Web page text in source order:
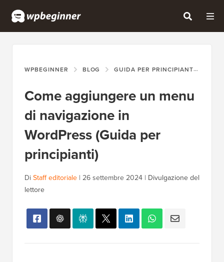
WPBEGINNER BLOG GUIDA PER PRINCIPIANTI
Come aggiungere un menu
di navigazione in
WordPress (Guida per
principianti)
DiStaff editoriale | 26 settembre 2024 | Divulgazione del
lettore